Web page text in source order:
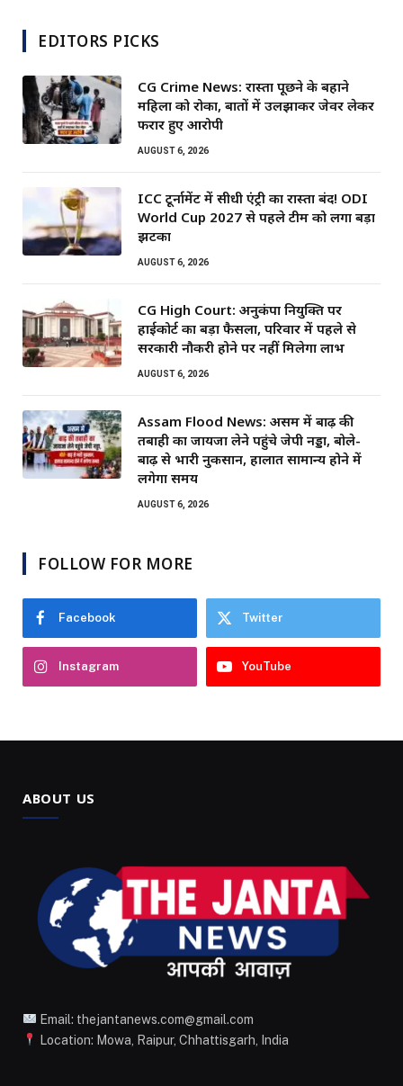
EDITORS PICKS
CG Crime News: रास्ता पूछने के बहाने
महिला को रोका, बातों में उलझाकर जेवर लेकर
फरार हुए आरोपी
AUGUST 6, 2026
ICC टूर्नामेंट में सीधी एंट्री का रास्ता बंद! ODI
World Cup 2027 से पहले टीम को लगा बड़ा
झटका
AUGUST 6, 2026
CG High Court: अनुकंपा नियुक्ति पर
हाईकोर्ट का बड़ा फैसला, परिवार में पहले से
सरकारी नौकरी होने पर नहीं मिलेगा लाभ
AUGUST 6, 2026
Assam Flood News: असम में बाढ़ की
तबाही का जायजा लेने पहुंचे जेपी नड्डा, बोले-
बाढ़ से भारी नुकसान, हालात सामान्य होने में
लगेगा समय
AUGUST 6, 2026
FOLLOW FOR MORE
Facebook Twitter
Instagram YouTube
ABOUT US
Email: thejantanews.com@gmail.com
Location: Mowa, Raipur, Chhattisgarh, India